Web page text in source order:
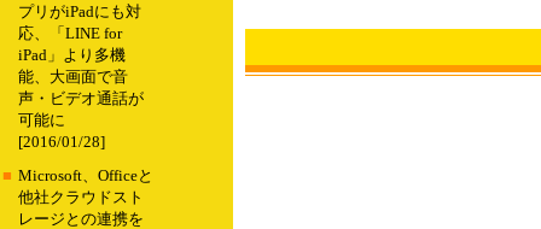
プリがiPadにも対
応、「LINE for
iPad」より多機
能、大画面で音
声・ビデオ通話が
可能に
[2016/01/28]
■ Microsoft、Officeと
他社クラウドスト
レージとの連携を